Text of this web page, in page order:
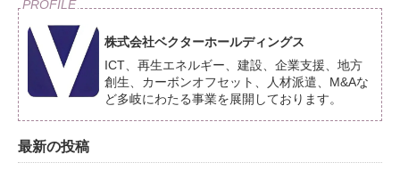
株式会社ベクターホールディングス
ICT、再生エネルギー、建設、企業支援、地方
創生、カーボンオフセット、人材派遣、M&Aな
ど多岐にわたる事業を展開しております。
最新の投稿